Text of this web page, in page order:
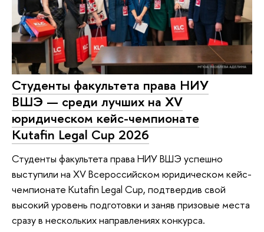
Студенты факультета права НИУ
ВШЭ — среди лучших на XV
юридическом кейс-чемпионате
Kutafin Legal Cup 2026
Студенты факультета права НИУ ВШЭ успешно
выступили на XV Всероссийском юридическом кейс-
чемпионате Kutafin Legal Cup, подтвердив свой
высокий уровень подготовки и заняв призовые места
сразу в нескольких направлениях конкурса.